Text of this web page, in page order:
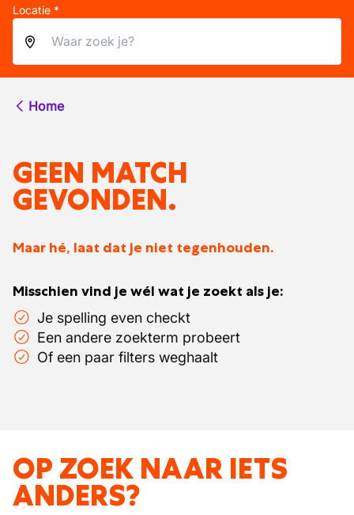
Locatie *
Home
GEEN MATCH
GEVONDEN.
Maar hé, laat dat je niet tegenhouden.
Misschien vind je wél wat je zoekt als je:
Je spelling even checkt
Een andere zoekterm probeert
Of een paar filters weghaalt
OP ZOEK NAAR IETS
ANDERS?